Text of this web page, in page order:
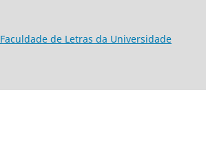
Faculdade de Letras da Universidade